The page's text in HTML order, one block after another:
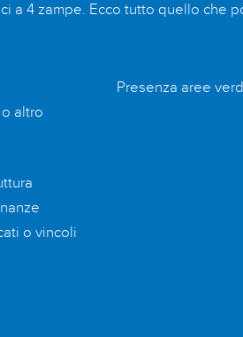
a 4 zampe. Ecco tutto quello che
altro
o vincoli
Presenza aree